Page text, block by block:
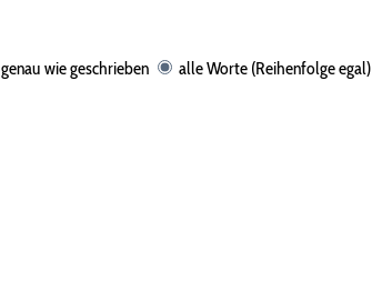
genau wie geschrieben alle Worte (Reihenfolge egal)